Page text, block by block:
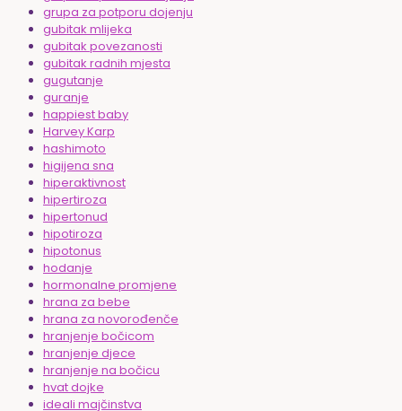
grupa za potporu dojenju
gubitak mlijeka
gubitak povezanosti
gubitak radnih mjesta
gugutanje
guranje
happiest baby
Harvey Karp
hashimoto
higijena sna
hiperaktivnost
hipertiroza
hipertonud
hipotiroza
hipotonus
hodanje
hormonalne promjene
hrana za bebe
hrana za novorođenče
hranjenje bočicom
hranjenje djece
hranjenje na bočicu
hvat dojke
ideali majčinstva